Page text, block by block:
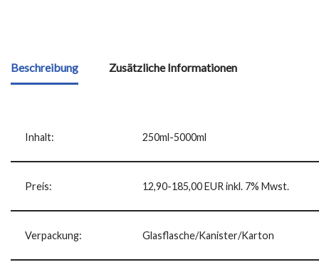
Beschreibung Zusätzliche Informationen
Inhalt: 250ml-5000ml
Preis: 12,90-185,00 EUR inkl. 7% Mwst.
Verpackung: Glasflasche/Kanister/Karton